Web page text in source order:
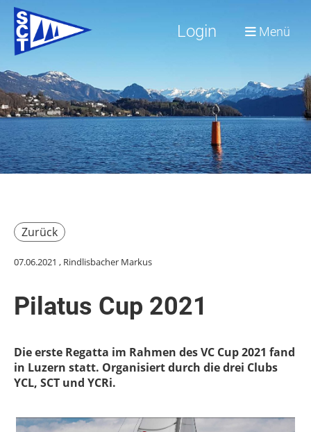
Login Menü
Zurück
07.06.2021 , Rindlisbacher Markus
Pilatus Cup 2021
Die erste Regatta im Rahmen des VC Cup 2021 fand
in Luzern statt. Organisiert durch die drei Clubs
YCL, SCT und YCRi.